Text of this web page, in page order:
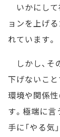
いかにして
ョンを上げ
れています。
しかし、そ
下げないこと
環境や関係
す。極端に言
手に「やる気